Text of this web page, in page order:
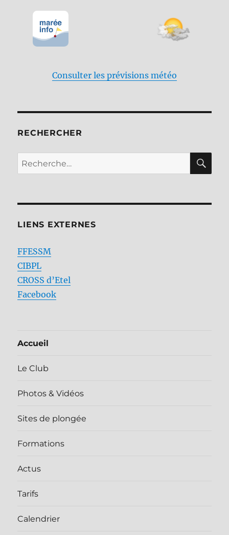
Consulter les prévisions météo
RECHERCHER
Recherche
pour :
LIENS EXTERNES
FFESSM
CIBPL
CROSS d’Etel
Facebook
Accueil
Le Club
Photos & Vidéos
Sites de plongée
Formations
Actus
Tarifs
Calendrier